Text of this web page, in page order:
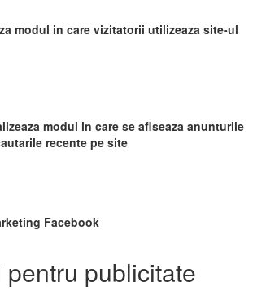
modul in care vizitatorii utilizeaza site-ul
modul in care se afiseaza anunturile
recente pe site
Facebook
publicitate